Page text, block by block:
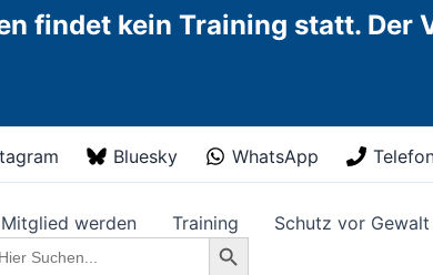
findet kein Training statt. Der
Bluesky WhatsApp
Mitglied werden Training Schutz vor Gewalt
Search Button